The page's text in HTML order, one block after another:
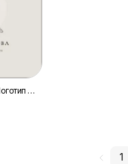
Элегантный Бежевый Логотип Маникюра с Линиями
1